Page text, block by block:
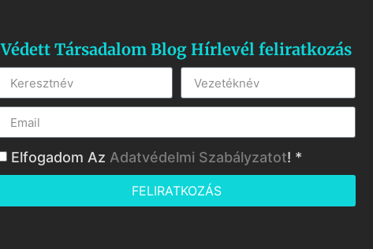
Védett Társadalom Blog Hírlevél feliratkozás
Elfogadom Az Adatvédelmi Szabályzatot! *
FELIRATKOZÁS